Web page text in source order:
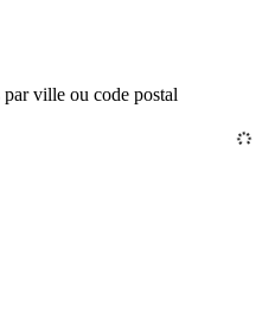
par ville ou code postal